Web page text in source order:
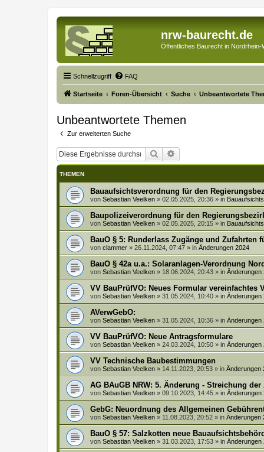
nrw-baurecht.de
Öffentliches Baurecht in Nordrhein-
Schnellzugriff FAQ
Startseite Foren-Übersicht Suche Unbeantwortete
Unbeantwortete Themen
Zur erweiterten Suche
Suche
THEMEN
Bauaufsichtsverordnung für den
von Sebastian Veelken » 02.05.2025, 20:36 » in
Baupolizeiverordnung für den
von Sebastian Veelken » 02.05.2025, 20:15 » in
BauO § 5: Runderlass Zugänge und Zufahrten
von clammer » 26.11.2024, 07:47 » in Änderungen 2024
BauO § 42a u.a.: Solaranlagen-Verordnung
von Sebastian Veelken » 18.06.2024, 20:43 » in Änderungen
VV BauPrüfVO: Neues Formular vereinfachtes
von Sebastian Veelken » 31.05.2024, 10:40 » in Änderungen
AVerwGebO:
von Sebastian Veelken » 31.05.2024, 10:36 » in Änderungen
VV BauPrüfVO: Neue Antragsformulare
von Sebastian Veelken » 24.03.2024, 10:50 » in Änderungen
VV Technische Baubestimmungen
von Sebastian Veelken » 14.11.2023, 20:53 » in Änderungen
AG BAuGB NRW: 5. Änderung - Streichung
von Sebastian Veelken » 09.10.2023, 14:45 » in Änderungen
GebG: Neuordnung des Allgemeinen
von Sebastian Veelken » 11.08.2023, 20:52 » in Änderungen
BauO § 57: Salzkotten neue
von Sebastian Veelken » 31.03.2023, 17:53 » in Änderungen